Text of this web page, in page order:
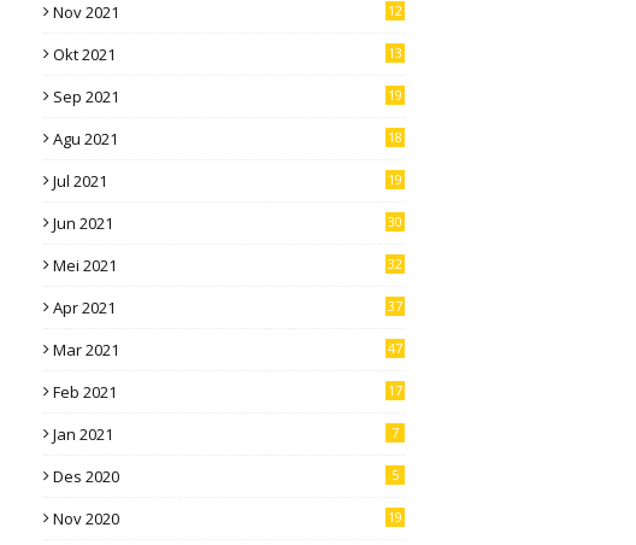
Nov 2021 12
Okt 2021 13
Sep 2021 19
Agu 2021 18
Jul 2021 19
Jun 2021 30
Mei 2021 32
Apr 2021 37
Mar 2021 47
Feb 2021 17
Jan 2021 7
Des 2020 5
Nov 2020 19